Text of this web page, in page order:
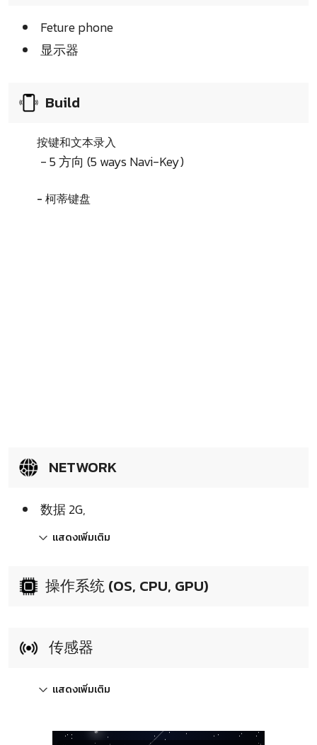
Feture phone
显示器
Build
按键和文本录入
- 5 方向 (5 ways Navi-Key)
- 柯蒂键盘
NETWORK
数据 2G,
แสดงเพิ่มเติม
操作系统 (OS, CPU, GPU)
传感器
แสดงเพิ่มเติม